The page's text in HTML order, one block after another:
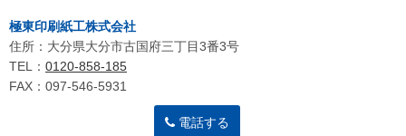
極東印刷紙工株式会社
住所：大分県大分市古国府三丁目3番3号
TEL： 0120-858-185
FAX：097-546-5931
電話する